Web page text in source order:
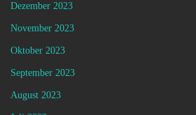
Dezember 2023
November 2023
Oktober 2023
September 2023
August 2023